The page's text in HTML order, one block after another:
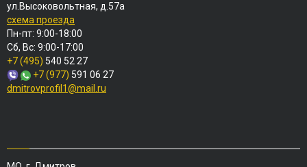
ул.Высоковольтная, д.57а
схема проезда
Пн-пт: 9:00-18:00
Сб, Вс: 9:00-17:00
+7 (495) 540 52 27
+7 (977) 591 06 27
dmitrovprofil1@mail.ru